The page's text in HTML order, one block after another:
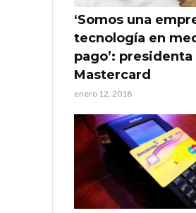
‘Somos una
tecnología en
pago’: presidenta
Mastercard
enero 12, 2018